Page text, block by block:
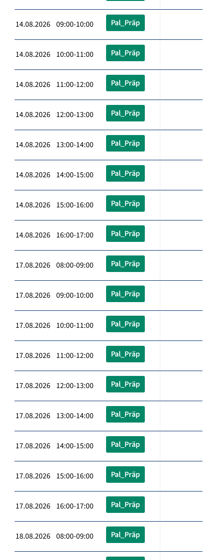
14.08.2026 09:00-10:00 Pal_Präp
14.08.2026 10:00-11:00 Pal_Präp
14.08.2026 11:00-12:00 Pal_Präp
14.08.2026 12:00-13:00 Pal_Präp
14.08.2026 13:00-14:00 Pal_Präp
14.08.2026 14:00-15:00 Pal_Präp
14.08.2026 15:00-16:00 Pal_Präp
14.08.2026 16:00-17:00 Pal_Präp
17.08.2026 08:00-09:00 Pal_Präp
17.08.2026 09:00-10:00 Pal_Präp
17.08.2026 10:00-11:00 Pal_Präp
17.08.2026 11:00-12:00 Pal_Präp
17.08.2026 12:00-13:00 Pal_Präp
17.08.2026 13:00-14:00 Pal_Präp
17.08.2026 14:00-15:00 Pal_Präp
17.08.2026 15:00-16:00 Pal_Präp
17.08.2026 16:00-17:00 Pal_Präp
18.08.2026 08:00-09:00 Pal_Präp